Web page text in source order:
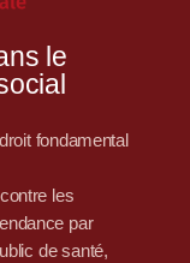
le
fondamental
les
par
de santé,